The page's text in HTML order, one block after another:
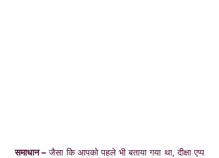
समाधान – जैसा कि आपको पहले भी बताया गया था, दीक्षा एप्प